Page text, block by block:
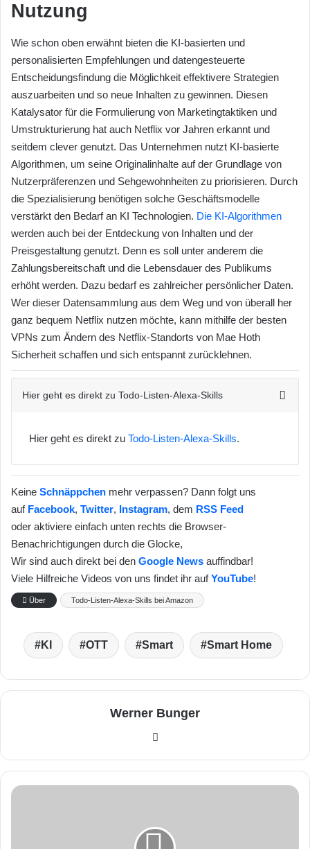
Nutzung
Wie schon oben erwähnt bieten die KI-basierten und
personalisierten Empfehlungen und datengesteuerte
Entscheidungsfindung die Möglichkeit effektivere Strategien
auszuarbeiten und so neue Inhalten zu gewinnen. Diesen
Katalysator für die Formulierung von Marketingtaktiken und
Umstrukturierung hat auch Netflix vor Jahren erkannt und
seitdem clever genutzt. Das Unternehmen nutzt KI-basierte
Algorithmen, um seine Originalinhalte auf der Grundlage von
Nutzerpräferenzen und Sehgewohnheiten zu priorisieren. Durch
die Spezialisierung benötigen solche Geschäftsmodelle
verstärkt den Bedarf an KI Technologien. Die KI-Algorithmen
werden auch bei der Entdeckung von Inhalten und der
Preisgestaltung genutzt. Denn es soll unter anderem die
Zahlungsbereitschaft und die Lebensdauer des Publikums
erhöht werden. Dazu bedarf es zahlreicher persönlicher Daten.
Wer dieser Datensammlung aus dem Weg und von überall her
ganz bequem Netflix nutzen möchte, kann mithilfe der besten
VPNs zum Ändern des Netflix-Standorts von Mae Hoth
Sicherheit schaffen und sich entspannt zurücklehnen.
Hier geht es direkt zu Todo-Listen-Alexa-Skills
Hier geht es direkt zu Todo-Listen-Alexa-Skills.
Keine Schnäppchen mehr verpassen? Dann folgt uns
auf Facebook, Twitter, Instagram, dem RSS Feed
oder aktiviere einfach unten rechts die Browser-
Benachrichtigungen durch die Glocke,
Wir sind auch direkt bei den Google News auffindbar!
Viele Hilfreiche Videos von uns findet ihr aufYouTube!
Über Todo-Listen-Alexa-Skills bei Amazon
KI OTT Smart Smart Home
Werner Bunger
ite
M